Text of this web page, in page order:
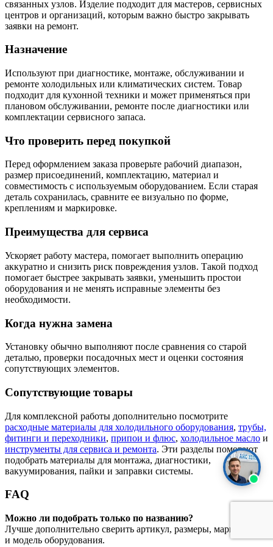
связанных узлов. Изделие подходит для мастеров, сервисных
центров и организаций, которым важно быстро закрывать
заявки на ремонт.
Назначение
Используют при диагностике, монтаже, обслуживании и
ремонте холодильных или климатических систем. Товар
подходит для кухонной техники и может применяться при
плановом обслуживании, ремонте после диагностики или
комплектации сервисного запаса.
Что проверить перед покупкой
Перед оформлением заказа проверьте рабочий диапазон,
размер присоединений, комплектацию, материал и
совместимость с используемым оборудованием. Если старая
деталь сохранилась, сравните ее визуально по форме,
креплениям и маркировке.
Преимущества для сервиса
Ускоряет работу мастера, помогает выполнить операцию
аккуратно и снизить риск повреждения узлов. Такой подход
помогает быстрее закрывать заявки, уменьшить простои
оборудования и не менять исправные элементы без
необходимости.
Когда нужна замена
Установку обычно выполняют после сравнения со старой
деталью, проверки посадочных мест и оценки состояния
сопутствующих элементов.
Сопутствующие товары
Для комплексной работы дополнительно посмотрите
расходные материалы для холодильного оборудования, трубы,
фитинги и переходники, припои и флюс, холодильное масло и
инструменты для сервиса и ремонта. Эти разделы помогают
подобрать материалы для монтажа, диагностики,
вакуумирования, пайки и заправки системы.
FAQ
Можно ли подобрать только по названию?
Лучше дополнительно сверить артикул, размеры, маркировку
и модель оборудования.